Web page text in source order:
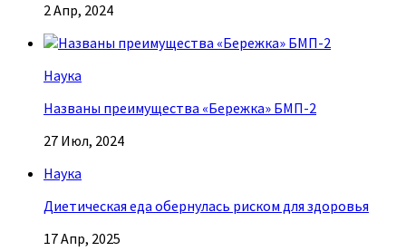
2 Апр, 2024
Наука
Названы преимущества «Бережка» БМП-2
27 Июл, 2024
Наука
Диетическая еда обернулась риском для здоровья
17 Апр, 2025